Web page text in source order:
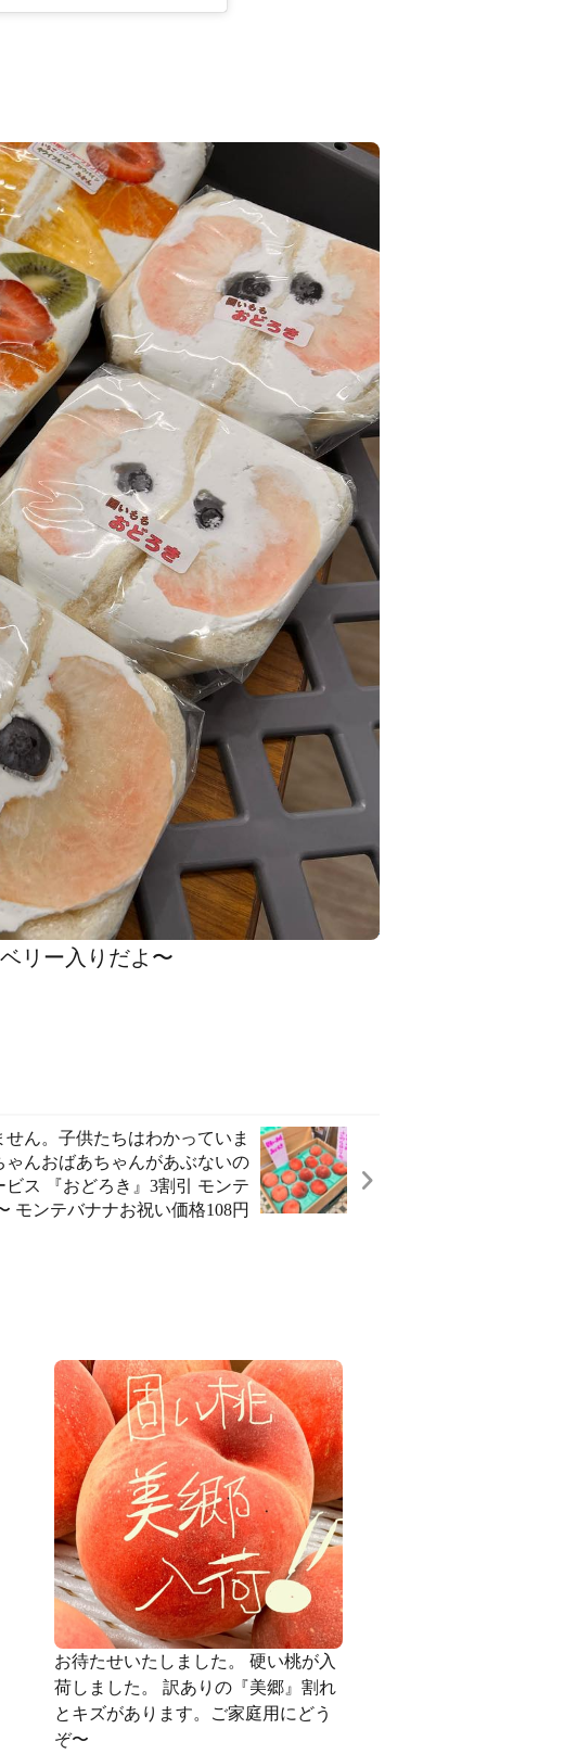
リー入りだよ〜
せん。子供たちはわかっていま
ゃんおばあちゃんがあぶないの
ビス 『おどろき』3割引️ モンテ
モンテバナナお祝い価格108円
お待たせいたしました。 硬い桃が入
荷しました。 訳ありの『美郷』割れ
とキズがあります。ご家庭用にどう
ぞ〜️